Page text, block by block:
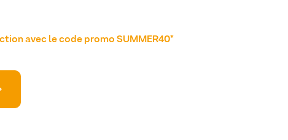
avec le code promo SUMMER40*